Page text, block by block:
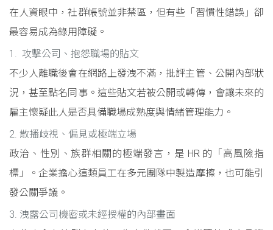
在人資眼中，社群帳號並非禁區，但有些「習慣性錯誤」卻
最容易成為錄用障礙。
1. 攻擊公司、抱怨職場的貼文
不少人離職後會在網路上發洩不滿，批評主管、公開內部狀
況，甚至點名同事。這些貼文若被公開或轉傳，會讓未來的
雇主懷疑此人是否具備職場成熟度與情緒管理能力。
2. 散播歧視、偏見或極端立場
政治、性別、族群相關的極端發言，是 HR 的「高風險指
標」。企業擔心這類員工在多元團隊中製造摩擦，也可能引
發公關爭議。
3. 洩露公司機密或未經授權的內部畫面